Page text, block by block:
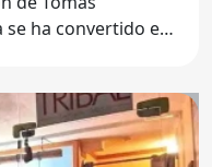
se ha convertido en